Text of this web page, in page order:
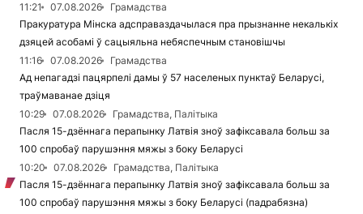
11:21
07.08.2026
Грамадства
Пракуратура Мінска адсправаздачылася пра прызнанне некалькіх
дзяцей асобамі ў сацыяльна небяспечным становішчы
11:16
07.08.2026
Грамадства
Ад непагадзі пацярпелі дамы ў 57 населеных пунктаў Беларусі,
траўмаванае дзіця
10:29
07.08.2026
Грамадства, Палітыка
Пасля 15-дзённага перапынку Латвія зноў зафіксавала больш за
100 спробаў парушэння мяжы з боку Беларусі
10:20
07.08.2026
Грамадства, Палітыка
Пасля 15-дзённага перапынку Латвія зноў зафіксавала больш за
100 спробаў парушэння мяжы з боку Беларусі (падрабязна)